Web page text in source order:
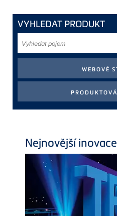
VYHLEDAT PRODUKT
pojem
Nejnovější inovace